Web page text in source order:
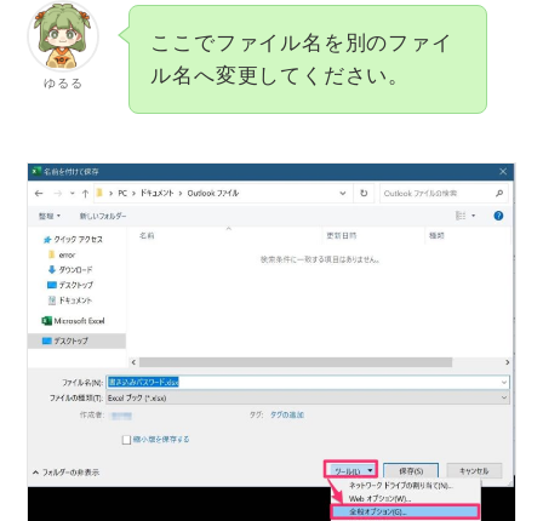
ゆるる
ここでファイル名を別のファイ
ル名へ変更してください。